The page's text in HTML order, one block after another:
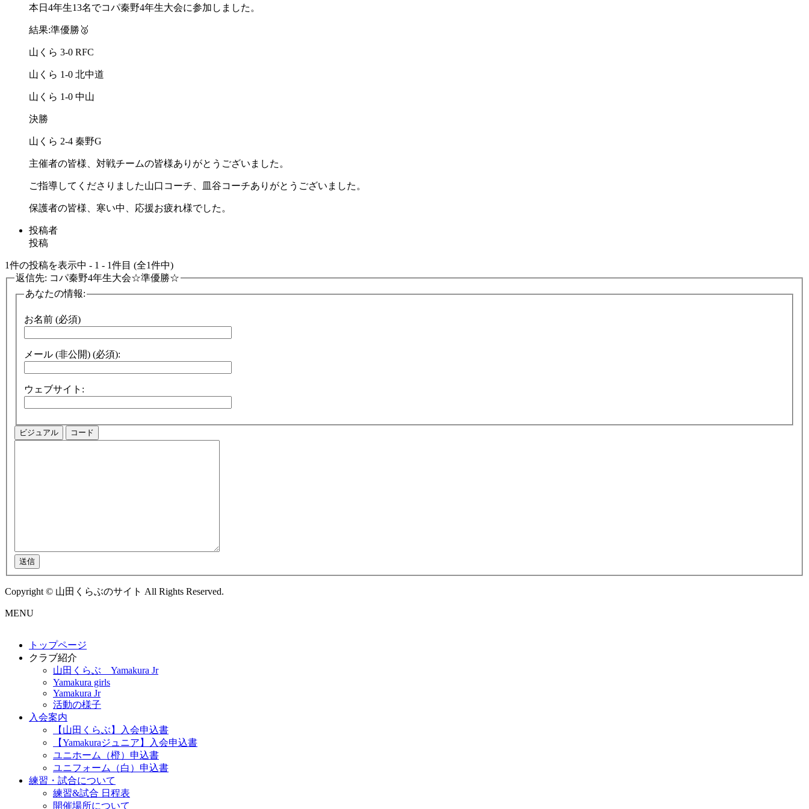
本日4年生13名でコパ秦野4年生大会に参加しました。
結果:準優勝🥈
山くら 3-0 RFC
山くら 1-0 北中道
山くら 1-0 中山
決勝
山くら 2-4 秦野G
主催者の皆様、対戦チームの皆様ありがとうございました。
ご指導してくださりました山口コーチ、皿谷コーチありがとうございました。
保護者の皆様、寒い中、応援お疲れ様でした。
投稿者
投稿
1件の投稿を表示中 - 1 - 1件目 (全1件中)
返信先: コパ秦野4年生大会☆準優勝☆
あなたの情報:
お名前 (必須)
メール (非公開) (必須):
ウェブサイト:
ビジュアル コード
送信
Copyright © 山田くらぶのサイト All Rights Reserved.
MENU
トップページ
クラブ紹介
山田くらぶ Yamakura Jr
Yamakura girls
Yamakura Jr
活動の様子
入会案内
【山田くらぶ】入会申込書
【Yamakuraジュニア】入会申込書
ユニホーム（橙）申込書
ユニフォーム（白）申込書
練習・試合について
練習&試合 日程表
開催場所について